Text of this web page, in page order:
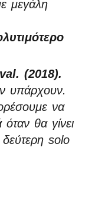
μεγάλη
. (2018).
υπάρχουν.
να
θα γίνει
solo